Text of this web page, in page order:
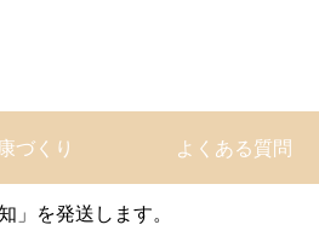
づくり よくある質問
」を発送します。